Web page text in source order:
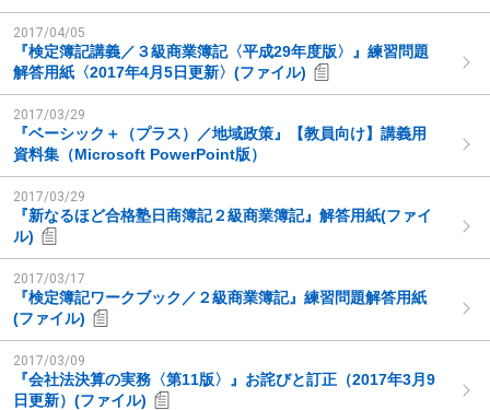
2017/04/05
『検定簿記講義／３級商業簿記〈平成29年度版〉』練習問題
解答用紙〈2017年4月5日更新〉(ファイル)
2017/03/29
『ベーシック＋（プラス）／地域政策』【教員向け】講義用
資料集（Microsoft PowerPoint版）
2017/03/29
『新なるほど合格塾日商簿記２級商業簿記』解答用紙(ファイ
ル)
2017/03/17
『検定簿記ワークブック／２級商業簿記』練習問題解答用紙
(ファイル)
2017/03/09
『会社法決算の実務〈第11版〉』お詫びと訂正（2017年3月9
日更新）(ファイル)